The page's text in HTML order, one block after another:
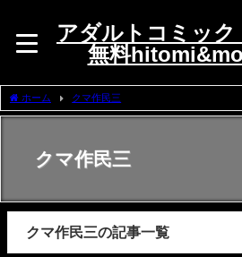
アダルトコミック
無料
ホーム クマ作民三
クマ作民三
クマ作民三の記事一覧